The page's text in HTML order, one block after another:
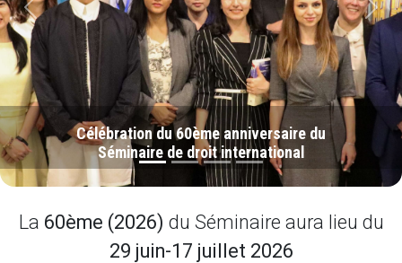
Célébration du 60ème anniversaire du
Séminaire de droit international
Précédent
La 60ème (2026) du Séminaire aura lieu du
29 juin-17 juillet 2026